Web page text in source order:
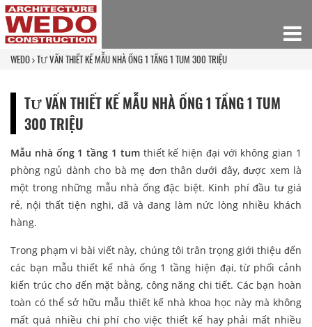
WEDO TƯ VẤN THIẾT KẾ MẪU NHÀ ỐNG 1 TẦNG 1 TUM 300 TRIỆU
TƯ VẤN THIẾT KẾ MẪU NHÀ ỐNG 1 TẦNG 1 TUM
300 TRIỆU
Mẫu nhà ống 1 tầng 1 tumthiết kế hiện đại với không gian 1
phòng ngủ dành cho bà mẹ đơn thân dưới đây, được xem là
một trong những mẫu nhà ống đặc biệt. Kinh phí đầu tư giá
rẻ, nội thất tiện nghi, đã và đang làm nức lòng nhiều khách
hàng.
Trong phạm vi bài viết này, chúng tôi trân trọng giới thiệu đến
các bạn mẫu thiết kế nhà ống 1 tầng hiện đại, từ phối cảnh
kiến trúc cho đến mặt bằng, công năng chi tiết. Các bạn hoàn
toàn có thể sở hữu mẫu thiết kế nhà khoa học này mà không
mất quá nhiều chi phí cho việc thiết kế hay phải mất nhiều